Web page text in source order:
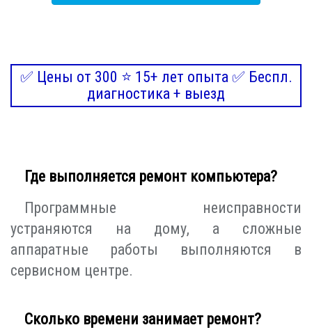
✅ Цены от 300 ⭐ 15+ лет опыта ✅ Беспл.
диагностика + выезд
Где выполняется ремонт компьютера?
Программные неисправности
устраняются на дому, а сложные
аппаратные работы выполняются в
сервисном центре.
Сколько времени занимает ремонт?